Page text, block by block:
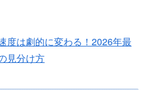
度は劇的に変わる！2026年最
見分け方